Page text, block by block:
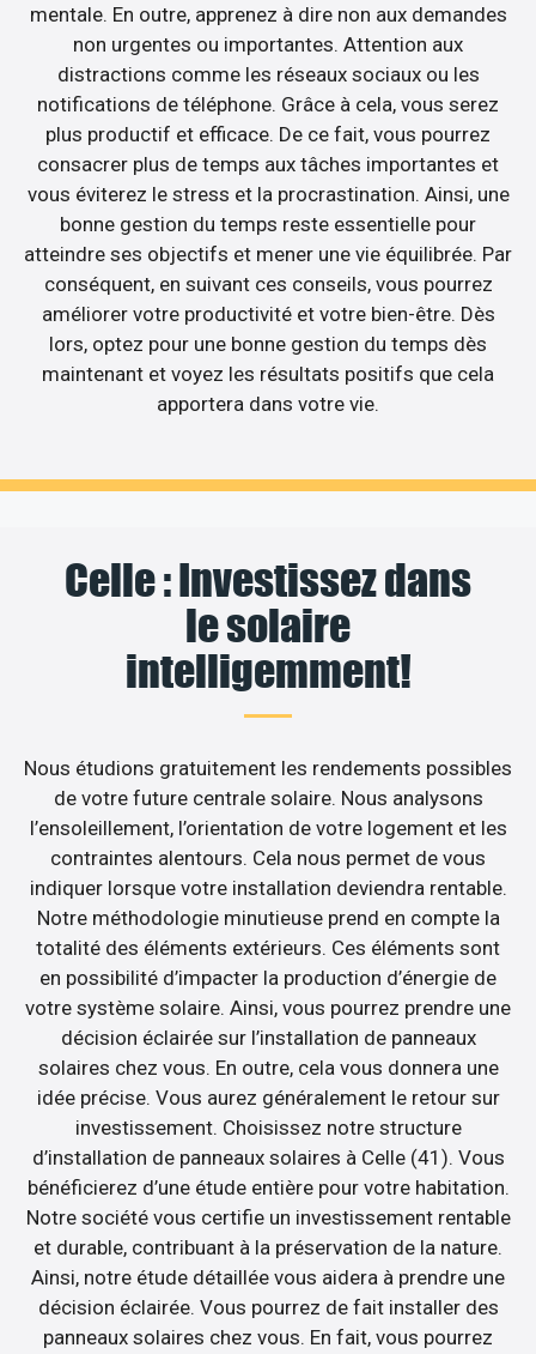
mentale. En outre, apprenez à dire non aux demandes
non urgentes ou importantes. Attention aux
distractions comme les réseaux sociaux ou les
notifications de téléphone. Grâce à cela, vous serez
plus productif et efficace. De ce fait, vous pourrez
consacrer plus de temps aux tâches importantes et
vous éviterez le stress et la procrastination. Ainsi, une
bonne gestion du temps reste essentielle pour
atteindre ses objectifs et mener une vie équilibrée. Par
conséquent, en suivant ces conseils, vous pourrez
améliorer votre productivité et votre bien-être. Dès
lors, optez pour une bonne gestion du temps dès
maintenant et voyez les résultats positifs que cela
apportera dans votre vie.
Celle : Investissez dans
le solaire
intelligemment!
Nous étudions gratuitement les rendements possibles
de votre future centrale solaire. Nous analysons
l’ensoleillement, l’orientation de votre logement et les
contraintes alentours. Cela nous permet de vous
indiquer lorsque votre installation deviendra rentable.
Notre méthodologie minutieuse prend en compte la
totalité des éléments extérieurs. Ces éléments sont
en possibilité d’impacter la production d’énergie de
votre système solaire. Ainsi, vous pourrez prendre une
décision éclairée sur l’installation de panneaux
solaires chez vous. En outre, cela vous donnera une
idée précise. Vous aurez généralement le retour sur
investissement. Choisissez notre structure
d’installation de panneaux solaires à Celle (41). Vous
bénéficierez d’une étude entière pour votre habitation.
Notre société vous certifie un investissement rentable
et durable, contribuant à la préservation de la nature.
Ainsi, notre étude détaillée vous aidera à prendre une
décision éclairée. Vous pourrez de fait installer des
panneaux solaires chez vous. En fait, vous pourrez